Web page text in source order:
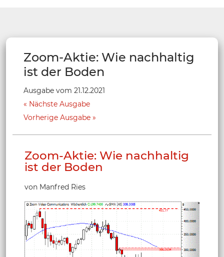
Zoom-Aktie: Wie nachhaltig
ist der Boden
Ausgabe vom 21.12.2021
Nächste Ausgabe
Vorherige Ausgabe
Zoom-Aktie: Wie nachhaltig
ist der Boden
von Manfred Ries